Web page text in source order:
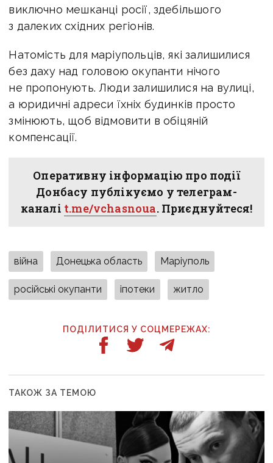
виключно мешканці росії, здебільшого
з далеких східних регіонів.
Натомість для маріупольців, які залишилися
без даху над головою окупанти нічого
не пропонують. Люди залишилися на вулиці,
а юридичні адреси їхніх будинків просто
змінюють, щоб відмовити в обіцяній
компенсації.
Оперативну інформацію про події
Донбасу публікуємо у телеграм-
каналі t.me/vchasnoua. Приєднуйтеся!
війна Донецька область Маріуполь
російські окупанти іпотеки житло
ПОДІЛИТИСЯ У СОЦМЕРЕЖАХ:
ТАКОЖ ЗА ТЕМОЮ